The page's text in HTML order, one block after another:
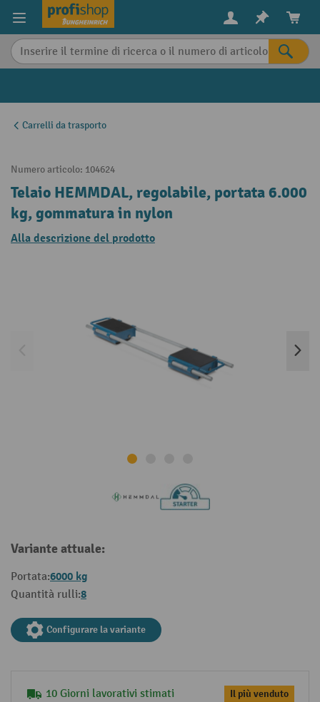
content
Carrelli da trasporto
Numero articolo: 104624
Telaio HEMMDAL, regolabile, portata 6.000
kg, gommatura in nylon
Alla descrizione del prodotto
Variante attuale:
Portata:6000 kg
Quantità rulli:8
Configurare la variante
10 Giorni lavorativi stimati Il più venduto